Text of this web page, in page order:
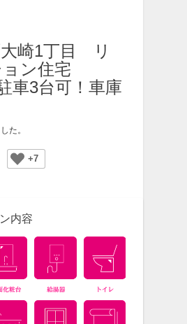
崎1丁目 リ
ョン住宅
車3台可！車庫
た。
+7
内容